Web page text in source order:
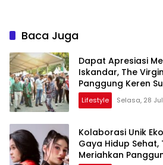
Baca Juga
Dapat Apresiasi
Iskandar, The Virgin:
Panggung Keren
Kolaborasi Apik
Lifestyle Selasa, 28
Kolaborasi Unik
Gaya Hidup Sehat,
Meriahkan